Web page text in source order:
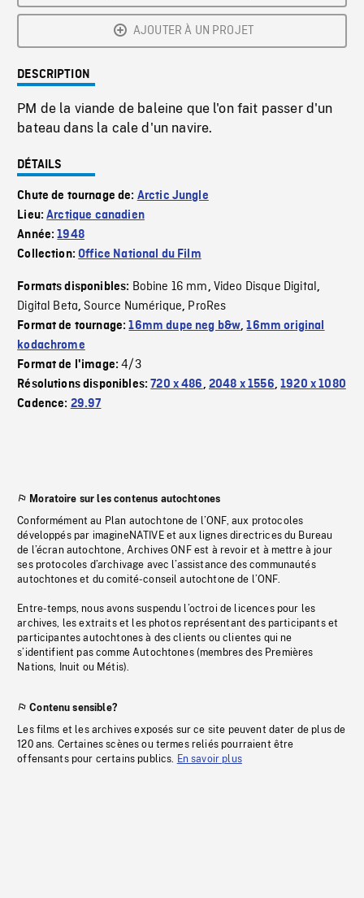
AJOUTER À UN PROJET
DESCRIPTION
PM de la viande de baleine que l'on fait passer d'un
bateau dans la cale d'un navire.
DÉTAILS
Chute de tournage de: Arctic Jungle
Lieu:Arctique canadien
Année:1948
Collection:Office National du Film
Formats disponibles: Bobine 16 mm, Video Disque Digital,
Digital Beta,Source Numérique, ProRes
Format de tournage:16mm dupe neg b&w,16mm original
kodachrome
Format de l'image:4/3
Résolutions disponibles:720 x 486, 2048 x 1556,1920 x 1080
Cadence: 29.97
Moratoire sur les contenus autochtones
Conformément au Plan autochtone de l’ONF, aux protocoles
développés par imagineNATIVE et aux lignes directrices du Bureau
de l’écran autochtone, Archives ONF est à revoir et à mettre à jour
ses protocoles d’archivage avec l’assistance des communautés
autochtones et du comité-conseil autochtone de l’ONF.
Entre-temps, nous avons suspendu l’octroi de licences pour les
archives, les extraits et les photos représentant des participants et
participantes autochtones à des clients ou clientes qui ne
s’identifient pas comme Autochtones (membres des Premières
Nations, Inuit ou Métis).
Contenu sensible?
Les films et les archives exposés sur ce site peuvent dater de plus de
120 ans. Certaines scènes ou termes reliés pourraient être
offensants pour certains publics. En savoir plus